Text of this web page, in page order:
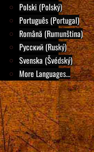
Polski (Polský)
Português (Portugal)
Română (Rumunština)
Русский (Ruský)
Svenska (Švédský)
More Languages...